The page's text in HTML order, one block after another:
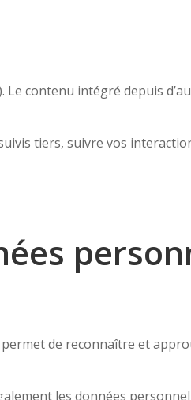
contenu intégré depuis
tiers, suivre vos
de reconnaître et
les données